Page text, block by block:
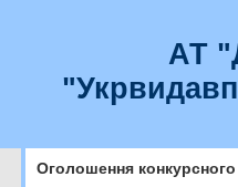
АТ
Оголошення конкурсного